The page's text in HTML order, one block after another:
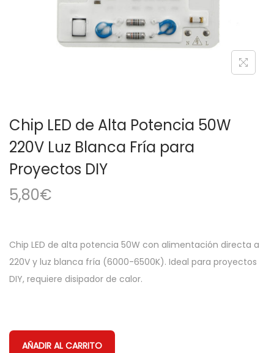
c
i
d
o
Chip LED de Alta Potencia 50W
220V Luz Blanca Fría para
Proyectos DIY
5,80€
Chip LED de alta potencia 50W con alimentación directa a
220V y luz blanca fría (6000-6500K). Ideal para proyectos
DIY, requiere disipador de calor.
AÑADIR AL CARRITO